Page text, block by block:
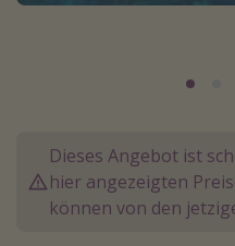
Krabi Urlaub
Tulum Urlaub
Dieses Angebot ist
hier angezeigten
können von den